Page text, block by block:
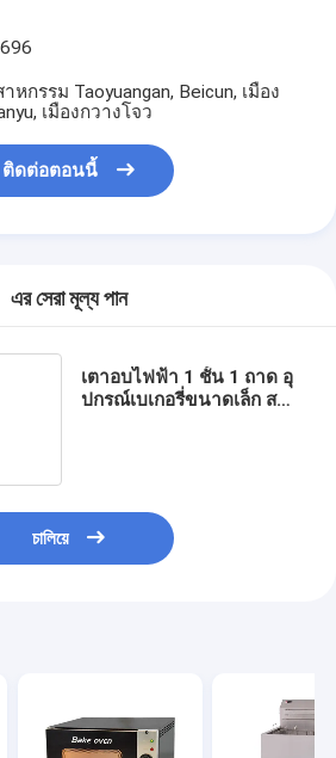
หกรรม Taoyuangan, Beicun, เมือง
เมืองกวางโจว
ติดต่อตอนนี้
এর সেরা মূল্য পান
เตาอบไฟฟ้า 1 ชั้น 1 ถาด อุ
ปกรณ์เบเกอรี่ขนาดเล็ก ส
চালিয়ে